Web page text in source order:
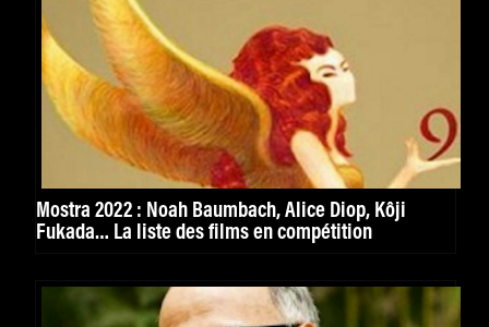
Mostra 2022 : Noah Baumbach, Alice Diop, Kôji
Fukada… La liste des films en compétition